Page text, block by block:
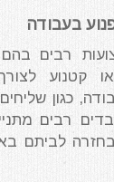
בעבודה
רבים
או קטנוע
כגון
רבים
לביתם